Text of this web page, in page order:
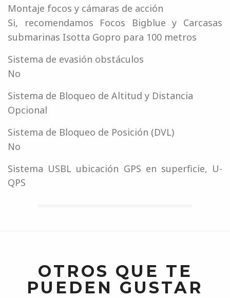
Montaje focos y cámaras de acción
Si, recomendamos Focos Bigblue y Carcasas
submarinas Isotta Gopro para 100 metros
Sistema de evasión obstáculos
No
Sistema de Bloqueo de Altitud y Distancia
Opcional
Sistema de Bloqueo de Posición (DVL)
No
Sistema USBL ubicación GPS en superficie, U-
QPS
OTROS QUE TE
PUEDEN GUSTAR